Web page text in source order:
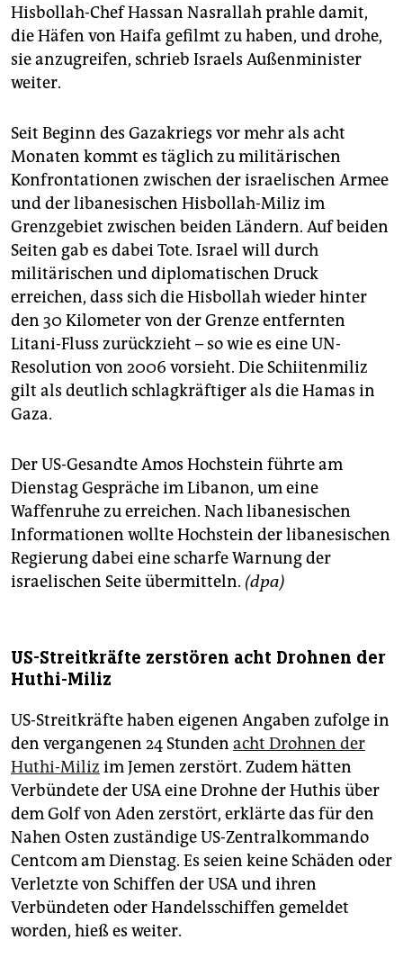
Hisbollah-Chef Hassan Nasrallah prahle damit,
die Häfen von Haifa gefilmt zu haben, und drohe,
sie anzugreifen, schrieb Israels Außenminister
weiter.
Seit Beginn des Gazakriegs vor mehr als acht
Monaten kommt es täglich zu militärischen
Konfrontationen zwischen der israelischen Armee
und der libanesischen Hisbollah-Miliz im
Grenzgebiet zwischen beiden Ländern. Auf beiden
Seiten gab es dabei Tote. Israel will durch
militärischen und diplomatischen Druck
erreichen, dass sich die Hisbollah wieder hinter
den 30 Kilometer von der Grenze entfernten
Litani-Fluss zurückzieht – so wie es eine UN-
Resolution von 2006 vorsieht. Die Schiitenmiliz
gilt als deutlich schlagkräftiger als die Hamas in
Gaza.
Der US-Gesandte Amos Hochstein führte am
Dienstag Gespräche im Libanon, um eine
Waffenruhe zu erreichen. Nach libanesischen
Informationen wollte Hochstein der libanesischen
Regierung dabei eine scharfe Warnung der
israelischen Seite übermitteln. (dpa)
US-Streitkräfte zerstören acht Drohnen der
Huthi-Miliz
US-Streitkräfte haben eigenen Angaben zufolge in
den vergangenen 24 Stunden acht Drohnen der
Huthi-Miliz im Jemen zerstört. Zudem hätten
Verbündete der USA eine Drohne der Huthis über
dem Golf von Aden zerstört, erklärte das für den
Nahen Osten zuständige US-Zentralkommando
Centcom am Dienstag. Es seien keine Schäden oder
Verletzte von Schiffen der USA und ihren
Verbündeten oder Handelsschiffen gemeldet
worden, hieß es weiter.